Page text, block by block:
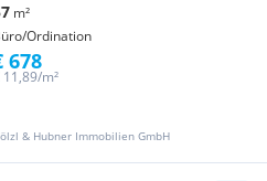
m²
Ordination
& Hubner Immobilien GmbH
11,89/m²
678